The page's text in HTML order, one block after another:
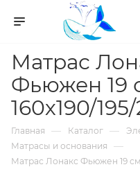
Матрас
Фьюжен 19
160х190/
Главная — Каталог —
Матрасы и основания —
Матрас Лонакс Фьюжен 19 см,